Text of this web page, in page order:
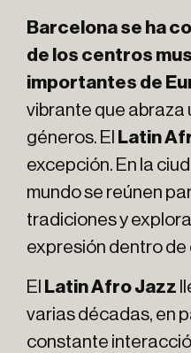
Barcelona se ha
de los centros
importantes de
vibrante que abraza
géneros. El Latin
excepción. En la
mundo se reúnen
tradiciones y
expresión dentro de
El Latin Afro Jazz
varias décadas, en
constante